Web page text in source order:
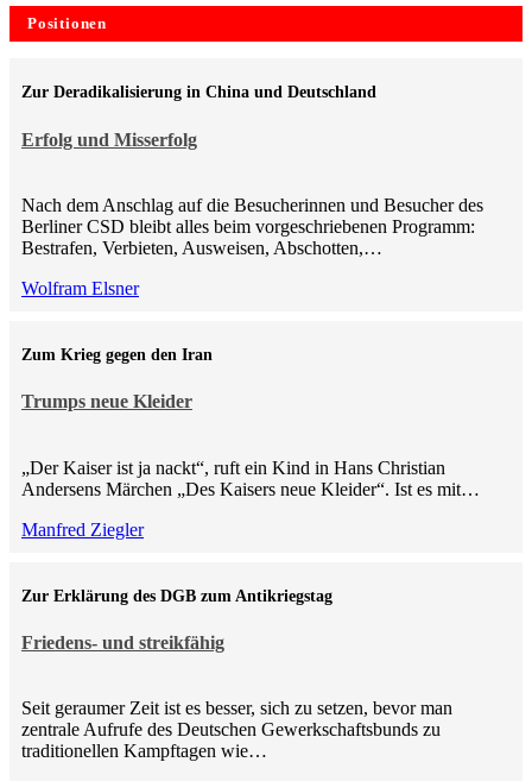
Positionen
Erfolg und Misserfolg
Zur Deradikalisierung in China und Deutschland
Nach dem Anschlag auf die Besucherinnen und Besucher des
Berliner CSD bleibt alles beim vorgeschriebenen Programm:
Bestrafen, Verbieten, Ausweisen, Abschotten,…
Wolfram Elsner
Trumps neue Kleider
Zum Krieg gegen den Iran
„Der Kaiser ist ja nackt“, ruft ein Kind in Hans Christian
Andersens Märchen „Des Kaisers neue Kleider“. Ist es mit…
Manfred Ziegler
Friedens- und streikfähig
Zur Erklärung des DGB zum Antikriegstag
Seit geraumer Zeit ist es besser, sich zu setzen, bevor man
zentrale Aufrufe des Deutschen Gewerkschaftsbunds zu
traditionellen Kampftagen wie…